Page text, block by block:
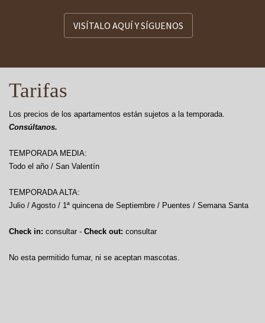
VISÍTALO AQUÍ Y SÍGUENOS
Tarifas
Los precios de los apartamentos están sujetos a la temporada.
Consúltanos.
TEMPORADA MEDIA:
Todo el año / San Valentín
TEMPORADA ALTA:
Julio / Agosto / 1ª quincena de Septiembre / Puentes / Semana Santa
Check in: consultar - Check out: consultar
No esta permitido fumar, ni se aceptan mascotas.